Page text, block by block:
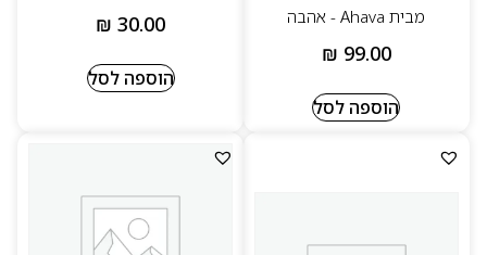
מבית Ahava - אהבה
₪ 99.00
הוספה לסל
₪ 30.00
הוספה לסל